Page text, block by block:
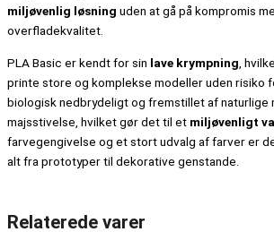
miljøvenlig løsning uden at gå på kompromis
overfladekvalitet.
PLA Basic er kendt for sin lave krympning ,
printe store og komplekse modeller uden risiko
biologisk nedbrydeligt og fremstillet af naturlige
majsstivelse, hvilket gør det til et miljøvenligt
farvegengivelse og et stort udvalg af farver er
alt fra prototyper til dekorative genstande.
Relaterede varer